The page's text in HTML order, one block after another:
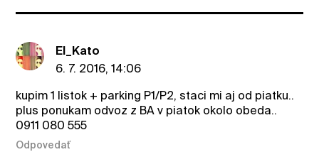
El_Kato
6. 7. 2016, 14:06
kupim 1 listok + parking P1/P2, staci mi aj od piatku..
plus ponukam odvoz z BA v piatok okolo obeda..
0911 080 555
Odpovedať